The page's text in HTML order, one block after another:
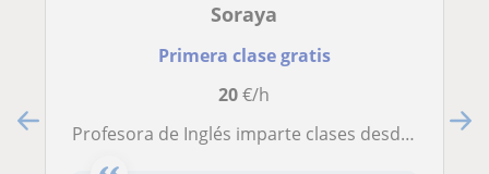
Soraya
Primera clase gratis
20€/h
Profesora de Inglés imparte clases desde nivel A1 a B2